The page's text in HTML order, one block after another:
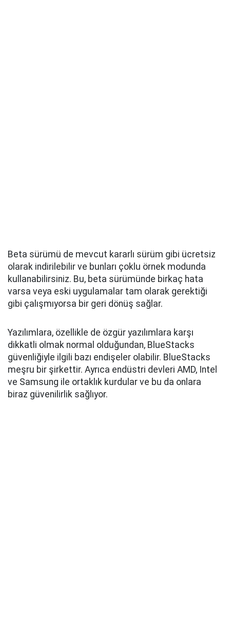
Beta sürümü de mevcut kararlı sürüm gibi ücretsiz
olarak indirilebilir ve bunları çoklu örnek modunda
kullanabilirsiniz. Bu, beta sürümünde birkaç hata
varsa veya eski uygulamalar tam olarak gerektiği
gibi çalışmıyorsa bir geri dönüş sağlar.
Yazılımlara, özellikle de özgür yazılımlara karşı
dikkatli olmak normal olduğundan, BlueStacks
güvenliğiyle ilgili bazı endişeler olabilir. BlueStacks
meşru bir şirkettir. Ayrıca endüstri devleri AMD, Intel
ve Samsung ile ortaklık kurdular ve bu da onlara
biraz güvenilirlik sağlıyor.